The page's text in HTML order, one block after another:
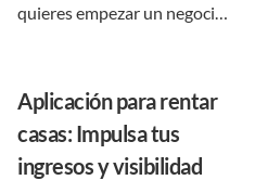
quieres empezar un negocio
para conseguir reservas de
viajeros y turistas. Si ya
tenías esto en mente, es
probable que la empresa
Aplicación para rentar
casas: Impulsa tus
ingresos y visibilidad